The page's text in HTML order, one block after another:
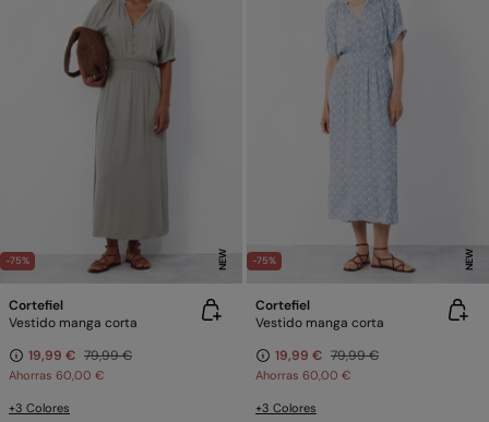
-75% NEW
Cortefiel
Vestido manga corta
19,99 € 79,99 €
Ahorras 60,00 €
+3 Colores
-75% NEW
Cortefiel
Vestido manga corta
19,99 € 79,99 €
Ahorras 60,00 €
+3 Colores